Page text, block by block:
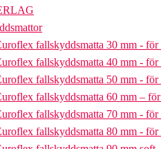
fallskyddsmatta 30 mm -
fallskyddsmatta 40 mm -
fallskyddsmatta 50 mm -
fallskyddsmatta 60 mm –
fallskyddsmatta 70 mm -
fallskyddsmatta 80 mm -